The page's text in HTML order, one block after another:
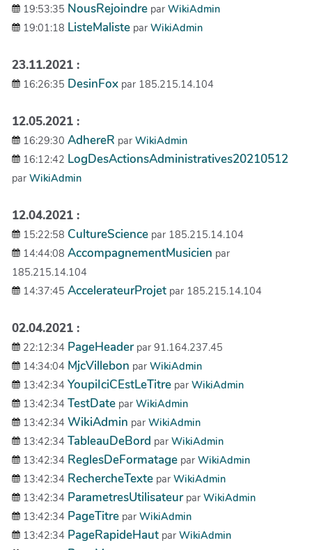
19:53:35 NousRejoindre par WikiAdmin
19:01:18 ListeMaliste par WikiAdmin
23.11.2021 :
16:26:35 DesinFox par 185.215.14.104
12.05.2021 :
16:29:30 AdhereR par WikiAdmin
16:12:42 LogDesActionsAdministratives20210512
par WikiAdmin
12.04.2021 :
15:22:58 CultureScience par 185.215.14.104
14:44:08 AccompagnementMusicien par
185.215.14.104
14:37:45 AccelerateurProjet par 185.215.14.104
02.04.2021 :
22:12:34 PageHeader par 91.164.237.45
14:34:04 MjcVillebon par WikiAdmin
13:42:34 YoupiIciCEstLeTitre par WikiAdmin
13:42:34 TestDate par WikiAdmin
13:42:34 WikiAdmin par WikiAdmin
13:42:34 TableauDeBord par WikiAdmin
13:42:34 ReglesDeFormatage par WikiAdmin
13:42:34 RechercheTexte par WikiAdmin
13:42:34 ParametresUtilisateur par WikiAdmin
13:42:34 PageTitre par WikiAdmin
13:42:34 PageRapideHaut par WikiAdmin